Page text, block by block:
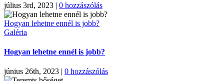
július 3rd, 2023 | 0 hozzászólás
Hogyan lehetne ennél is jobb?
Galéria
Hogyan lehetne ennél is jobb?
június 26th, 2023 | 0 hozzászólás